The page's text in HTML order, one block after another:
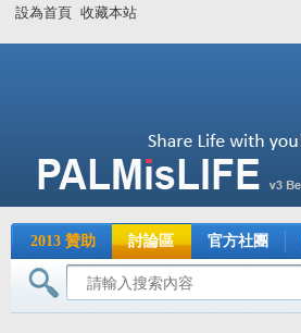
設為首頁 收藏本站
2013 贊助 討論區 官方社團